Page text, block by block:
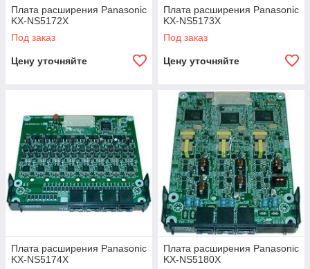
Плата расширения Panasonic
KX-NS5172X
Под заказ
Цену уточняйте
Плата расширения Panasonic
KX-NS5173X
Под заказ
Цену уточняйте
Плата расширения Panasonic
KX-NS5174X
Плата расширения Panasonic
KX-NS5180X